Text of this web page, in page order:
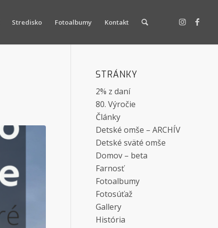
Stredisko Fotoalbumy Kontakt
STRÁNKY
2% z daní
80. Výročie
Články
Detské omše – ARCHÍV
Detské sväté omše
Domov – beta
Farnosť
Fotoalbumy
Fotosúťaž
Gallery
História